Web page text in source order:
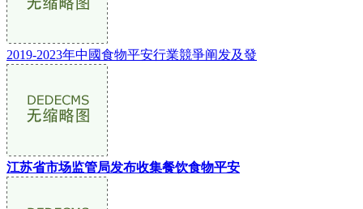
2019-2023年中國食物平安行業競爭阐发及發
江苏省市场监管局发布收集餐饮食物平安